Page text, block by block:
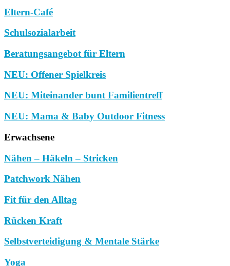
Eltern-Café
Schulsozialarbeit
Beratungsangebot für Eltern
NEU: Offener Spielkreis
NEU: Miteinander bunt Familientreff
NEU: Mama & Baby Outdoor Fitness
Erwachsene
Nähen – Häkeln – Stricken
Patchwork Nähen
Fit für den Alltag
Rücken Kraft
Selbstverteidigung & Mentale Stärke
Yoga